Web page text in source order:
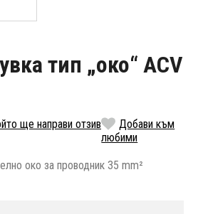
тип „око“ ACV
ще направи отзив
Добави към
любими
око за проводник 35 mm²